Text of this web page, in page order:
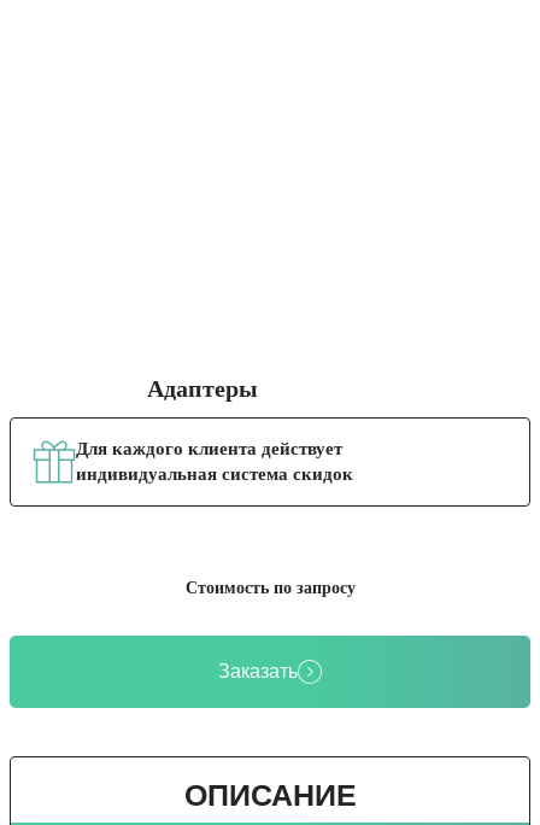
Адаптеры
Для каждого клиента действует
индивидуальная система скидок
Стоимость по запросу
Заказать
ОПИСАНИЕ